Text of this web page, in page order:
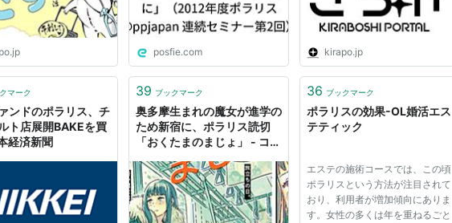
posfie.com kirapo.jp
マーク
ンドのポラリス、チ
ト店展開BAKEを買
経済新聞
39 ブックマーク
奥多摩生まれの魔女が進学の
ため新宿に、ポラリス読切
「おくたまのまじょ」 - コミ
36 ブックマーク
ポラリスの効果-OL婚活エス
テティック
エステの施術コースでは、この頃
ポラリスという方法が注目されて
おり、利用者が増加傾向にありま
す。女性の多くは年を重ねるごと